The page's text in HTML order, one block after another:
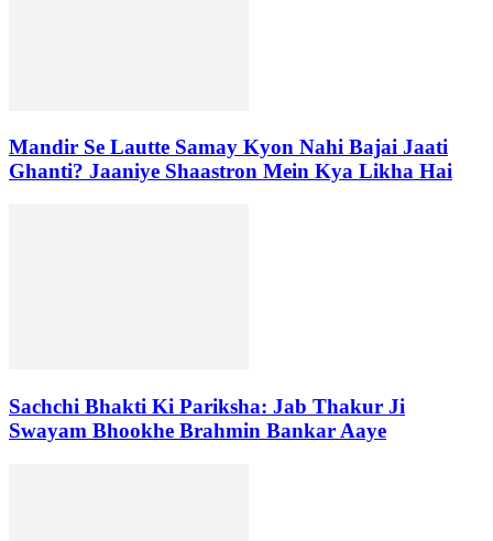
Mandir Se Lautte Samay Kyon Nahi Bajai Jaati
Ghanti? Jaaniye Shaastron Mein Kya Likha Hai
Sachchi Bhakti Ki Pariksha: Jab Thakur Ji
Swayam Bhookhe Brahmin Bankar Aaye